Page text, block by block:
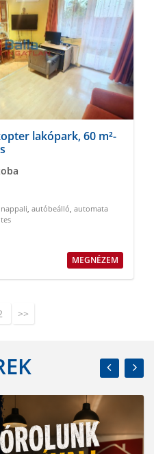
lakópark, 60 m²-
, autóbeálló, automata
MEGNÉZEM
>>